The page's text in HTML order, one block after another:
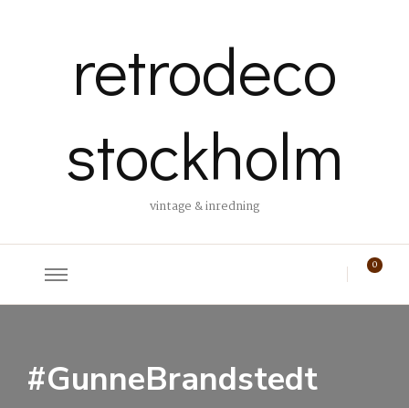
retrodeco
stockholm
vintage & inredning
0
#GunneBrandstedt